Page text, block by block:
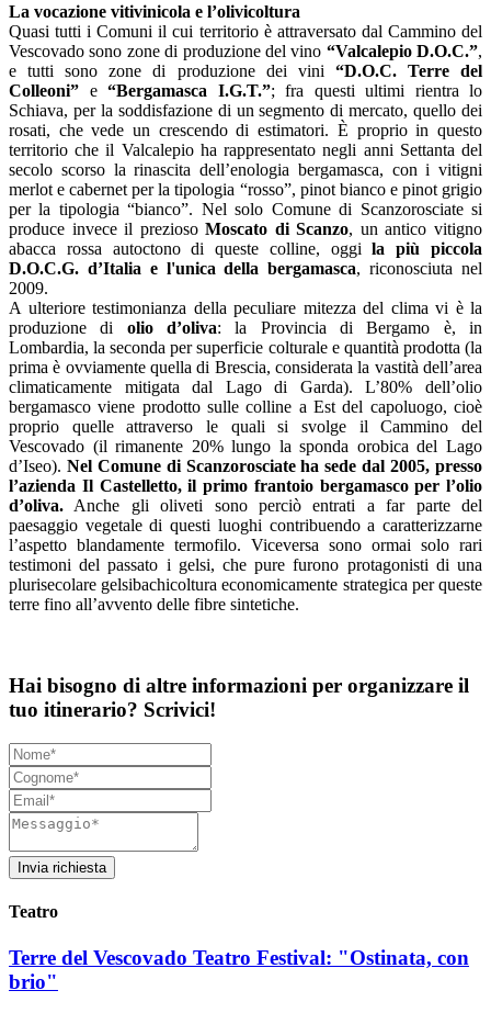
La vocazione vitivinicola e l’olivicoltura
Quasi tutti i Comuni il cui territorio è attraversato dal Cammino del
Vescovado sono zone di produzione del vino “Valcalepio D.O.C.”,
e tutti sono zone di produzione dei vini “D.O.C. Terre del
Colleoni” e “Bergamasca I.G.T.”; fra questi ultimi rientra lo
Schiava, per la soddisfazione di un segmento di mercato, quello dei
rosati, che vede un crescendo di estimatori. È proprio in questo
territorio che il Valcalepio ha rappresentato negli anni Settanta del
secolo scorso la rinascita dell’enologia bergamasca, con i vitigni
merlot e cabernet per la tipologia “rosso”, pinot bianco e pinot grigio
per la tipologia “bianco”. Nel solo Comune di Scanzorosciate si
produce invece il preziosoMoscato di Scanzo, un antico vitigno
abacca rossa autoctono di queste colline, oggila più piccola
D.O.C.G. d’Italia e l'unica della bergamasca, riconosciuta nel
2009.
A ulteriore testimonianza della peculiare mitezza del clima vi è la
produzione di olio d’oliva: la Provincia di Bergamo è, in
Lombardia, la seconda per superficie colturale e quantità prodotta (la
prima è ovviamente quella di Brescia, considerata la vastità dell’area
climaticamente mitigata dal Lago di Garda). L’80% dell’olio
bergamasco viene prodotto sulle colline a Est del capoluogo, cioè
proprio quelle attraverso le quali si svolge il Cammino del
Vescovado (il rimanente 20% lungo la sponda orobica del Lago
d’Iseo). Nel Comune di Scanzorosciate ha sede dal 2005, presso
l’azienda Il Castelletto, il primo frantoio bergamasco per l’olio
d’oliva. Anche gli oliveti sono perciò entrati a far parte del
paesaggio vegetale di questi luoghi contribuendo a caratterizzarne
l’aspetto blandamente termofilo. Viceversa sono ormai solo rari
testimoni del passato i gelsi, che pure furono protagonisti di una
plurisecolare gelsibachicoltura economicamente strategica per queste
terre fino all’avvento delle fibre sintetiche.
Hai bisogno di altre informazioni per organizzare il
tuo itinerario? Scrivici!
Invia richiesta
Teatro
Terre del Vescovado Teatro Festival: "Ostinata, con
brio"